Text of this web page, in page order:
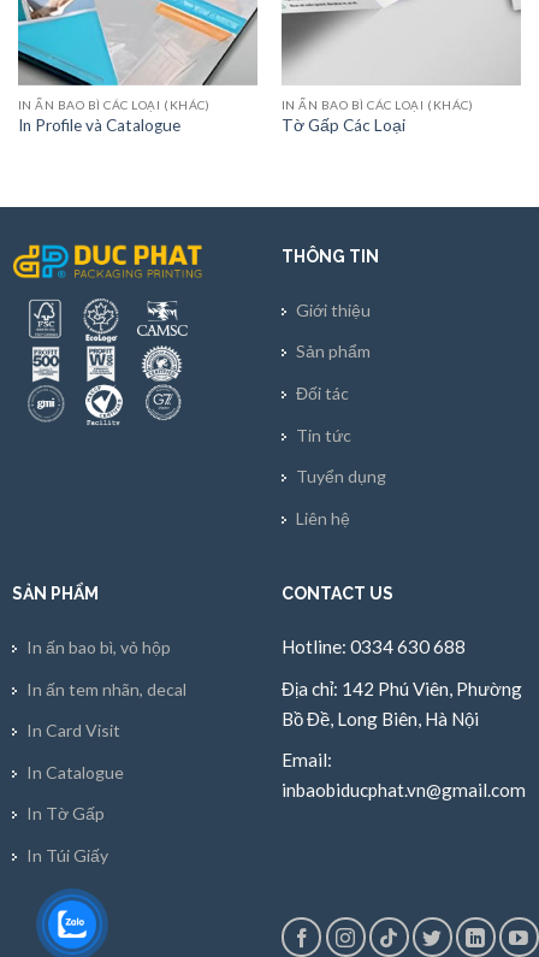
IN ẤN BAO BÌ CÁC LOẠI (KHÁC)
In Profile và Catalogue
IN ẤN BAO BÌ CÁC LOẠI (KHÁC)
Tờ Gấp Các Loại
THÔNG TIN
Giới thiệu
Sản phẩm
Đối tác
Tin tức
Tuyển dụng
Liên hệ
SẢN PHẨM
In ấn bao bì, vỏ hộp
In ấn tem nhãn, decal
In Card Visit
In Catalogue
In Tờ Gấp
In Túi Giấy
CONTACT US
Hotline: 0334 630 688
Địa chỉ: 142 Phú Viên, Phường
Bồ Đề, Long Biên, Hà Nội
Email:
inbaobiducphat.vn@gmail.com